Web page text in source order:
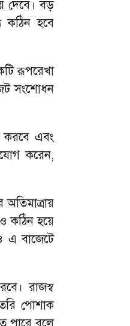
দেবে। বড়
কঠিন হবে
রূপরেখা
সংশোধন
করবে এবং
করেন,
কঠিন হয়ে
এ বাজেটে
রাজস্ব
পোশাক